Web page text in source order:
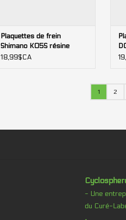
Plaquettes de frein
Shimano K05S résine
18,99$CA
1 2
- Une
du Curé-